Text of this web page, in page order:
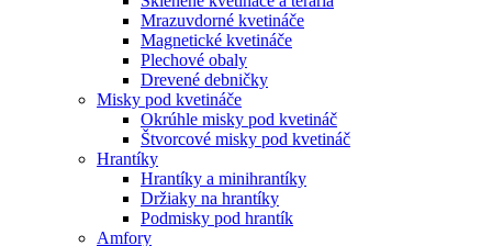
Mrazuvdorné kvetináče
Magnetické kvetináče
Plechové obaly
Drevené debničky
Misky pod kvetináče
Okrúhle misky pod kvetináč
Štvorcové misky pod kvetináč
Hrantíky
Hrantíky a minihrantíky
Držiaky na hrantíky
Podmisky pod hrantík
Amfory